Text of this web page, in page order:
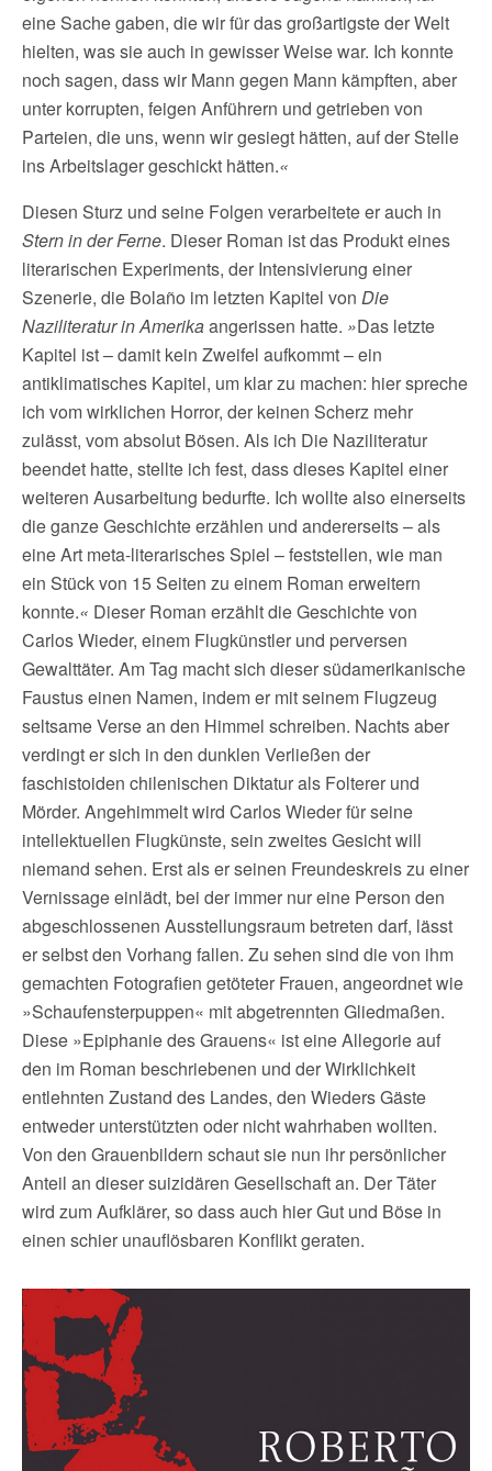
eine Sache gaben, die wir für das großartigste der Welt
hielten, was sie auch in gewisser Weise war. Ich konnte
noch sagen, dass wir Mann gegen Mann kämpften, aber
unter korrupten, feigen Anführern und getrieben von
Parteien, die uns, wenn wir gesiegt hätten, auf der Stelle
ins Arbeitslager geschickt hätten.«
Diesen Sturz und seine Folgen verarbeitete er auch in
Stern in der Ferne. Dieser Roman ist das Produkt eines
literarischen Experiments, der Intensivierung einer
Szenerie, die Bolaño im letzten Kapitel von Die
Naziliteratur in Amerikaangerissen hatte. »Das letzte
Kapitel ist – damit kein Zweifel aufkommt – ein
antiklimatisches Kapitel, um klar zu machen: hier spreche
ich vom wirklichen Horror, der keinen Scherz mehr
zulässt, vom absolut Bösen. Als ich Die Naziliteratur
beendet hatte, stellte ich fest, dass dieses Kapitel einer
weiteren Ausarbeitung bedurfte. Ich wollte also einerseits
die ganze Geschichte erzählen und andererseits – als
eine Art meta-literarisches Spiel – feststellen, wie man
ein Stück von 15 Seiten zu einem Roman erweitern
konnte.« Dieser Roman erzählt die Geschichte von
Carlos Wieder, einem Flugkünstler und perversen
Gewalttäter. Am Tag macht sich dieser südamerikanische
Faustus einen Namen, indem er mit seinem Flugzeug
seltsame Verse an den Himmel schreiben. Nachts aber
verdingt er sich in den dunklen Verließen der
faschistoiden chilenischen Diktatur als Folterer und
Mörder. Angehimmelt wird Carlos Wieder für seine
intellektuellen Flugkünste, sein zweites Gesicht will
niemand sehen. Erst als er seinen Freundeskreis zu einer
Vernissage einlädt, bei der immer nur eine Person den
abgeschlossenen Ausstellungsraum betreten darf, lässt
er selbst den Vorhang fallen. Zu sehen sind die von ihm
gemachten Fotografien getöteter Frauen, angeordnet wie
»Schaufensterpuppen« mit abgetrennten Gliedmaßen.
Diese »Epiphanie des Grauens« ist eine Allegorie auf
den im Roman beschriebenen und der Wirklichkeit
entlehnten Zustand des Landes, den Wieders Gäste
entweder unterstützten oder nicht wahrhaben wollten.
Von den Grauenbildern schaut sie nun ihr persönlicher
Anteil an dieser suizidären Gesellschaft an. Der Täter
wird zum Aufklärer, so dass auch hier Gut und Böse in
einen schier unauflösbaren Konflikt geraten.